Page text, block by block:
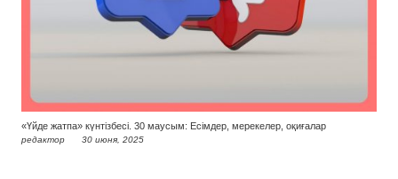
«Үйде жатпа» күнтізбесі. 30 маусым: Есімдер, мерекелер, оқиғалар
редактор 30 июня, 2025